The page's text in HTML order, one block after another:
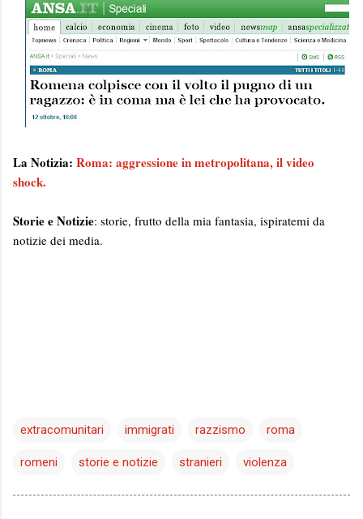
La Notizia: Roma: aggressione in metropolitana, il video
shock.
Storie e Notizie: storie, frutto della mia fantasia, ispiratemi da
notizie dei media.
extracomunitari immigrati razzismo roma
romeni storie e notizie stranieri violenza